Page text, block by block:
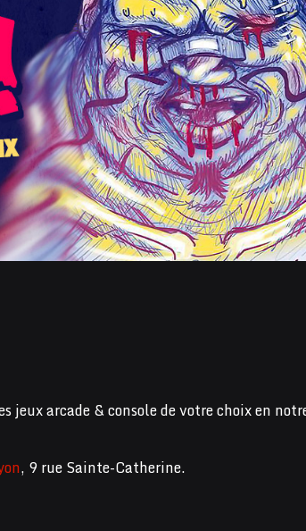
jeux arcade & console de votre choix en
, 9 rue Sainte-Catherine.